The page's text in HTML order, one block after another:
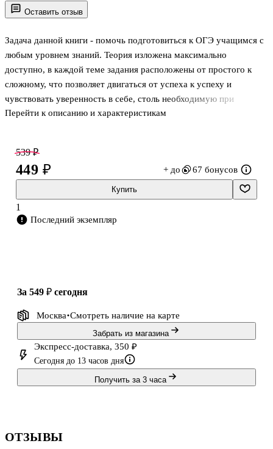
Оставить отзыв
Задача данной книги - помочь подготовиться к ОГЭ учащимся с
любым уровнем знаний. Теория изложена максимально
доступно, в каждой теме задания расположены от простого к
сложному, что позволяет двигаться от успеха к успеху и
чувствовать уверенность в себе, столь необходимую при
подготовке к экзамену. Сборник содержит 1001 задание для
и репетиторам.
Перейти к описанию и характеристикам
539 ₽
449 ₽ + до 67 бонусов
Купить
1
Последний экземпляр
за 549 ₽ сегодня
Москва Смотреть наличие на карте
Забрать из магазина
Экспресс-доставка, 350 ₽
Сегодня до 13 часов дня
Получить за 3 часа
ОТЗЫВЫ